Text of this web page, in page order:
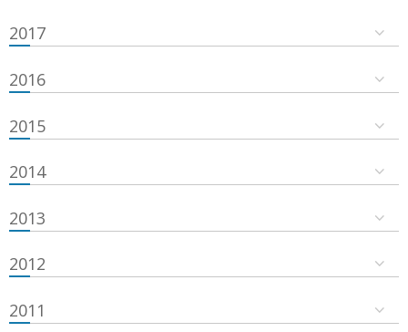
2017
2016
2015
2014
2013
2012
2011